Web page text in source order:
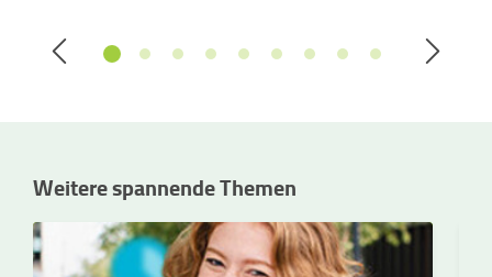
Weitere spannende Themen